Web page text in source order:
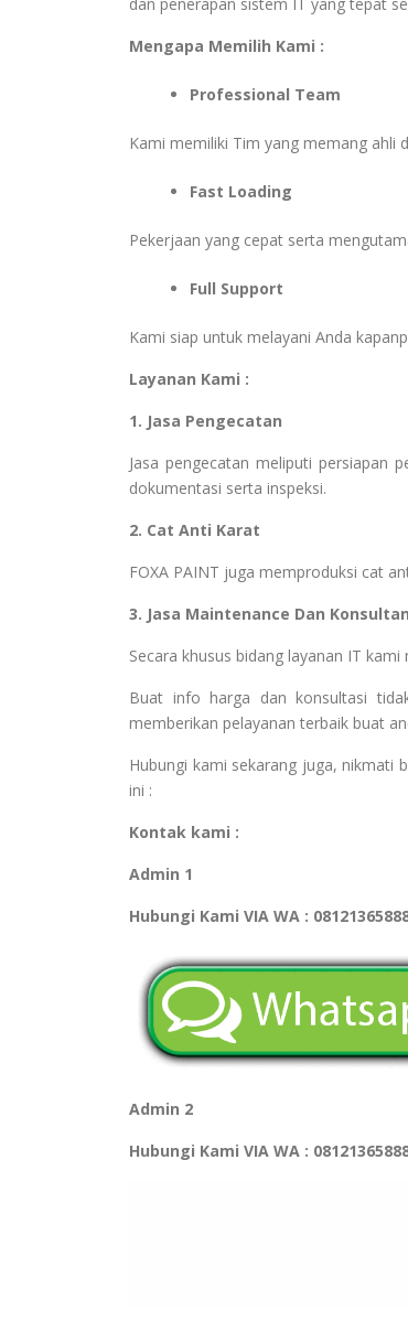
Mengapa Memilih Kami :
Professional Team
Kami memiliki Tim yang memang ahli
Fast Loading
Pekerjaan yang cepat serta
Full Support
Kami siap untuk melayani Anda
Layanan Kami :
1. Jasa Pengecatan
Jasa pengecatan meliputi persiapan
dokumentasi serta inspeksi.
2. Cat Anti Karat
FOXA PAINT juga memproduksi cat
3. Jasa Maintenance Dan
Secara khusus bidang layanan IT
Buat info harga dan konsultasi
memberikan pelayanan terbaik buat
Hubungi kami sekarang juga, nikmati
ini :
Kontak kami :
Admin 1
Hubungi Kami VIA WA :
Admin 2
Hubungi Kami VIA WA :